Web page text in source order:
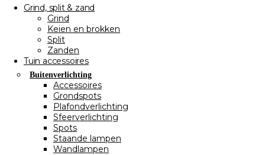
Grind, split & zand
Grind
Keien en brokken
Split
Zanden
Tuin accessoires
Buitenverlichting
Accessoires
Grondspots
Plafondverlichting
Sfeerverlichting
Spots
Staande lampen
Wandlampen